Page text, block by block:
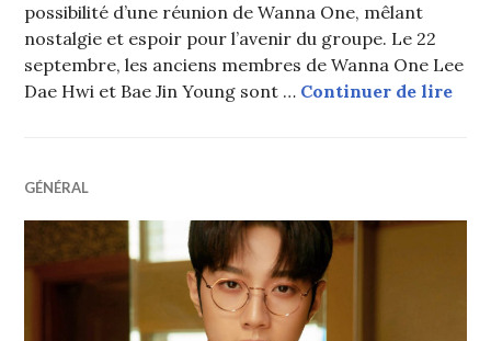
possibilité d’une réunion de Wanna One, mêlant
nostalgie et espoir pour l’avenir du groupe. Le 22
septembre, les anciens membres de Wanna One Lee
Dae Hwi et Bae Jin Young sont … Continuer de lireLee
GÉNÉRAL